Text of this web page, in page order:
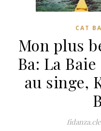
CAT BA
Mon plus
Ba: La Baie
au singe,